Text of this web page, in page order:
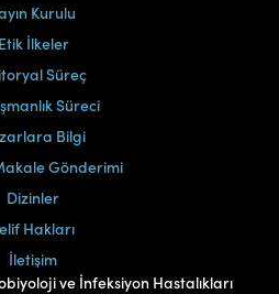
Kurulu
Etik İlkeler
Süreç
Süreci
Bilgi
Gönderimi
Dizinler
Hakları
İletişim
ve İnfeksiyon Hastalıkları